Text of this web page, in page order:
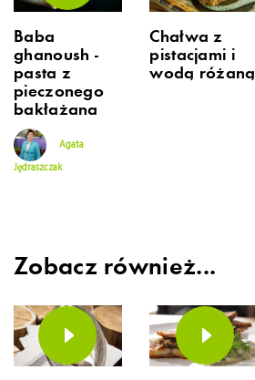
Baba
ghanoush -
pasta z
pieczonego
bakłażana
Agata
Jędraszczak
Chałwa z
pistacjami i
wodą różaną
Zobacz również...